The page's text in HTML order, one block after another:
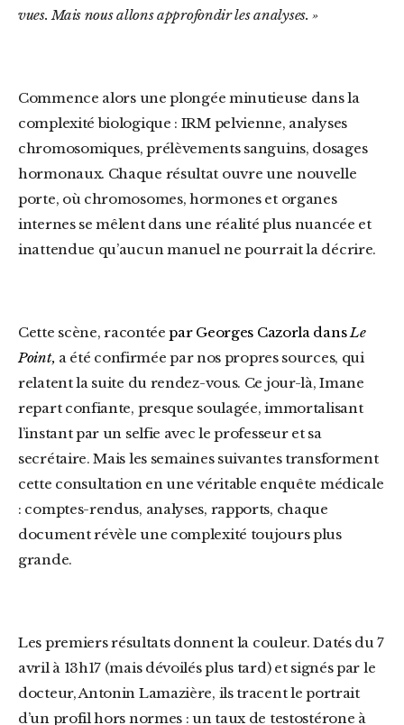
vues. Mais nous allons approfondir les analyses. »
Commence alors une plongée minutieuse dans la
complexité biologique : IRM pelvienne, analyses
chromosomiques, prélèvements sanguins, dosages
hormonaux. Chaque résultat ouvre une nouvelle
porte, où chromosomes, hormones et organes
internes se mêlent dans une réalité plus nuancée et
inattendue qu’aucun manuel ne pourrait la décrire.
Cette scène, racontée par Georges Cazorla dansLe
Point, a été confirmée par nos propres sources, qui
relatent la suite du rendez-vous. Ce jour-là, Imane
repart confiante, presque soulagée, immortalisant
l’instant par un selfie avec le professeur et sa
secrétaire. Mais les semaines suivantes transforment
cette consultation en une véritable enquête médicale
: comptes-rendus, analyses, rapports, chaque
document révèle une complexité toujours plus
grande.
Les premiers résultats donnent la couleur. Datés du 7
avril à 13h17 (mais dévoilés plus tard) et signés par le
docteur, Antonin Lamazière, ils tracent le portrait
d’un profil hors normes : un taux de testostérone à